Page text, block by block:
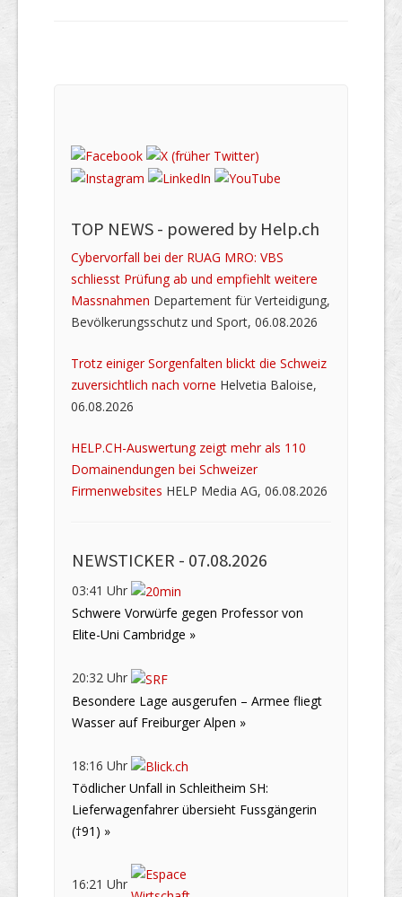
TOP NEWS - powered by Help.ch
Cybervorfall bei der RUAG MRO: VBS
schliesst Prüfung ab und empfiehlt weitere
Massnahmen Departement für Verteidigung,
Bevölkerungsschutz und Sport, 06.08.2026
Trotz einiger Sorgenfalten blickt die Schweiz
zuversichtlich nach vorne Helvetia Baloise,
06.08.2026
HELP.CH-Auswertung zeigt mehr als 110
Domainendungen bei Schweizer
Firmenwebsites HELP Media AG, 06.08.2026
NEWSTICKER - 07.08.2026
03:41 Uhr
Schwere Vorwürfe gegen Professor von
Elite-Uni Cambridge »
20:32 Uhr
Besondere Lage ausgerufen – Armee fliegt
Wasser auf Freiburger Alpen »
18:16 Uhr
Tödlicher Unfall in Schleitheim SH:
Lieferwagenfahrer übersieht Fussgängerin
(†91) »
16:21 Uhr